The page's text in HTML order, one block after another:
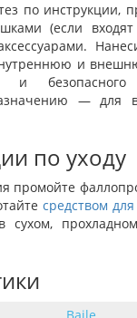
по инструкции,
(если
и
и безопасного
— для
по уходу
промойте
средством
сухом,